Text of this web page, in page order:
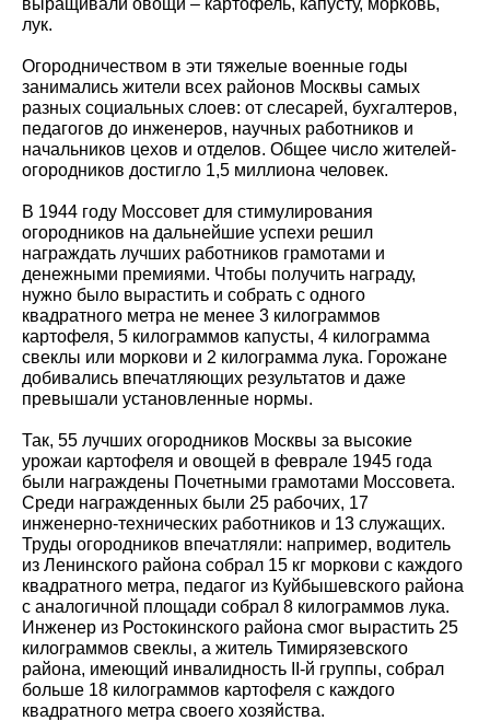
лук.
Огородничеством в эти тяжелые военные годы
занимались жители всех районов Москвы самых
разных социальных слоев: от слесарей, бухгалтеров,
педагогов до инженеров, научных работников и
начальников цехов и отделов. Общее число жителей-
огородников достигло 1,5 миллиона человек.
В 1944 году Моссовет для стимулирования
огородников на дальнейшие успехи решил
награждать лучших работников грамотами и
денежными премиями. Чтобы получить награду,
нужно было вырастить и собрать с одного
квадратного метра не менее 3 килограммов
картофеля, 5 килограммов капусты, 4 килограмма
свеклы или моркови и 2 килограмма лука. Горожане
добивались впечатляющих результатов и даже
превышали установленные нормы.
Так, 55 лучших огородников Москвы за высокие
урожаи картофеля и овощей в феврале 1945 года
были награждены Почетными грамотами Моссовета.
Среди награжденных были 25 рабочих, 17
инженерно-технических работников и 13 служащих.
Труды огородников впечатляли: например, водитель
из Ленинского района собрал 15 кг моркови с каждого
квадратного метра, педагог из Куйбышевского района
с аналогичной площади собрал 8 килограммов лука.
Инженер из Ростокинского района смог вырастить 25
килограммов свеклы, а житель Тимирязевского
района, имеющий инвалидность II-й группы, собрал
больше 18 килограммов картофеля с каждого
квадратного метра своего хозяйства.